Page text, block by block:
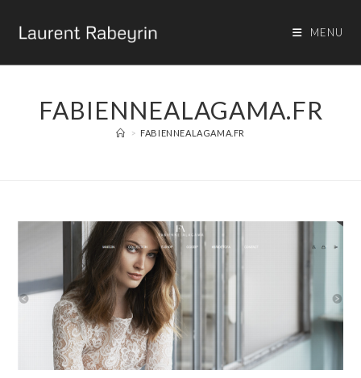
MENU
FABIENNEALAGAMA.FR
> FABIENNEALAGAMA.FR